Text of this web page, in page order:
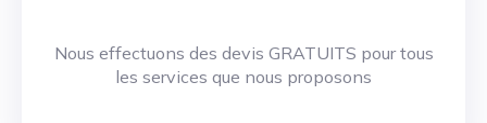
Nous effectuons des devis GRATUITS pour tous
les services que nous proposons